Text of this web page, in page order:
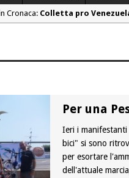
Cronaca: Colletta pro
Torna la festa della
Cronaca:
Per una
Ieri i manifestanti
bici" si sono
per esortare
dell'attuale